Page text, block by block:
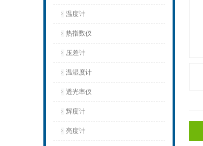
温度计
热指数仪
压差计
温湿度计
透光率仪
辉度计
亮度计